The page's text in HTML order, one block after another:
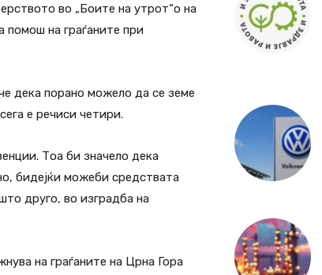
во „Боите на утрот“о на
помош на граѓаните при
дека порано можело да се земе
е речиси четири.
Тоа би значело дека
бидејќи можеби средствата
друго, во изградба на
на граѓаните на Црна Гора